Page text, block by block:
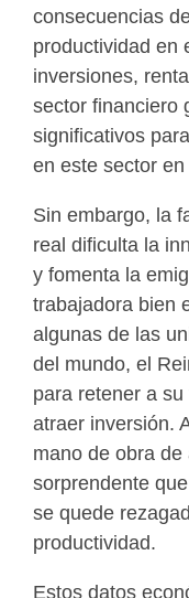
consecuencias
productividad en
inversiones,
sector financiero
significativos
en este sector
Sin embargo, la
real dificulta la
y fomenta la
trabajadora bien
algunas de las
del mundo, el
para retener a
atraer inversión.
mano de obra
sorprendente
se quede
productividad.
Estos datos